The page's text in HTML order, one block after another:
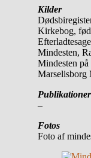
Kilder
Kirkebog,
Mindesten,
Mindesten
Marselisborg
Publikationer
–
Fotos
Foto af